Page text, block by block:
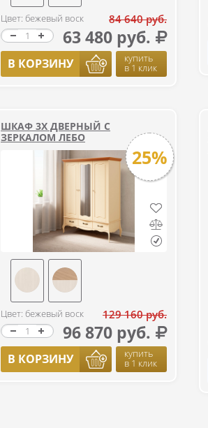
Цвет: бежевый воск 84 640 руб.
63 480 руб.
В КОРЗИНУ купить
в 1 клик
ШКАФ 3Х ДВЕРНЫЙ С
ЗЕРКАЛОМ ЛЕБО
25%
Цвет: бежевый воск 129 160 руб.
96 870 руб.
В КОРЗИНУ купить
в 1 клик